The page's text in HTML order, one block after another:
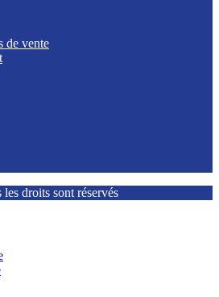
de vente
les droits sont réservés